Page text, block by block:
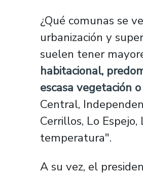
¿Qué comunas se
urbanización y
suelen tener
habitacional,
escasa vegetación
Central,
Cerrillos, Lo
temperatura".
A su vez, el